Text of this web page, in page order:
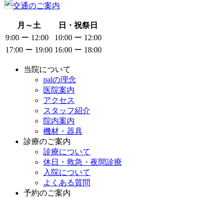
交通のご案内
月～土
日・祝祭日
9:00 ー 12:00
10:00 ー 12:00
17:00 ー 19:00 16:00 ー 18:00
当院について
palの理念
医院案内
アクセス
スタッフ紹介
院内案内
機材・器具
診療のご案内
診療について
休日・救急・夜間診療
入院について
よくある質問
予約のご案内